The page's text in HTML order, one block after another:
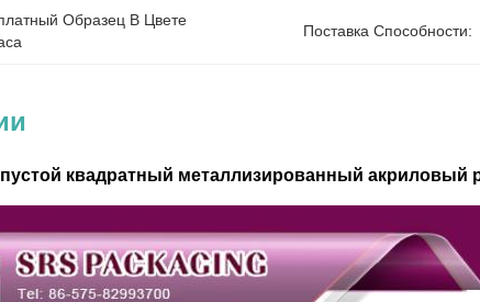
Образец В Цвете
Поставка Способности:
квадратный металлизированный акриловый